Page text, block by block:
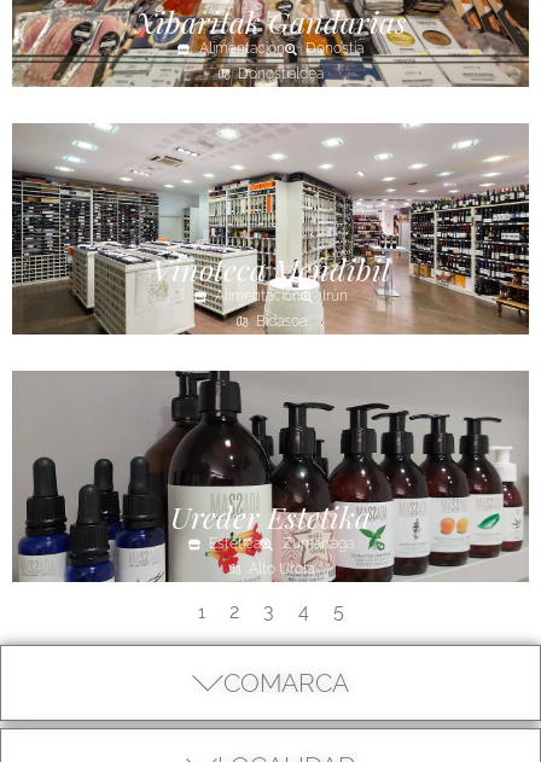
COMARCA
Xibaritak Gandarias
Alimentación
Donostia
Donostialdea
Vinoteca Mendibil
Alimentación
Irún
Bidasoa
Ureder Estetika
Estética
Zumarraga
Alto Urola
1 2 3 4 5